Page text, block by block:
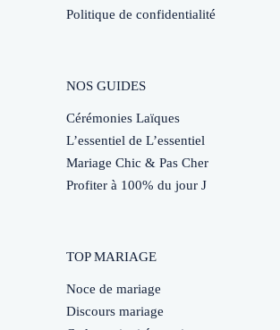
Politique de confidentialité
NOS GUIDES
Cérémonies Laïques
L’essentiel de L’essentiel
Mariage Chic & Pas Cher
Profiter à 100% du jour J
TOP MARIAGE
Noce de mariage
Discours mariage